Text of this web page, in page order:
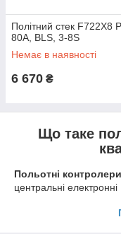
Політний стек F722X8
80A, BLS, 3-8S
Немає в наявності
6 670 ₴
Що таке
Польотні
центральні
контролер польоту